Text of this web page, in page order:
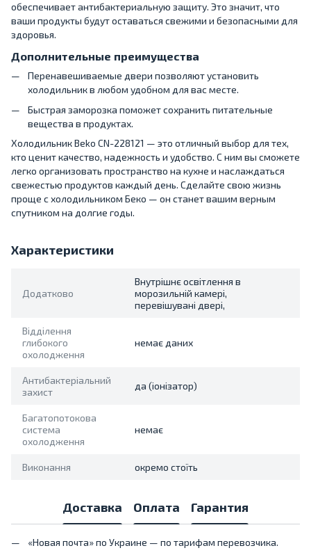
обеспечивает антибактериальную защиту. Это значит, что
ваши продукты будут оставаться свежими и безопасными для
здоровья.
Дополнительные преимущества
Перенавешиваемые двери позволяют установить
холодильник в любом удобном для вас месте.
Быстрая заморозка поможет сохранить питательные
вещества в продуктах.
Холодильник Beko CN-228121 — это отличный выбор для тех,
кто ценит качество, надежность и удобство. С ним вы сможете
легко организовать пространство на кухне и наслаждаться
свежестью продуктов каждый день. Сделайте свою жизнь
проще с холодильником Беко — он станет вашим верным
спутником на долгие годы.
Характеристики
Додатково
Внутрішнє освітлення в
морозильній камері,
перевішувані двері,
Відділення
глибокого
охолодження
немає даних
Антибактеріальний
захист
да (іонізатор)
Багатопотокова
система
охолодження
немає
Виконання окремо стоїть
Доставка Оплата Гарантия
«Новая почта» по Украине — по тарифам перевозчика.